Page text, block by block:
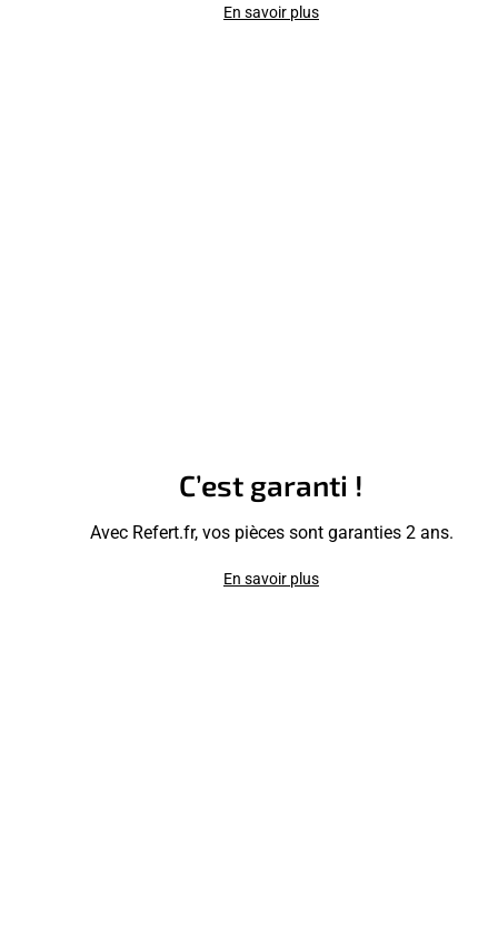
En savoir plus
C’est garanti !
Avec Refert.fr, vos pièces sont garanties 2 ans.
En savoir plus